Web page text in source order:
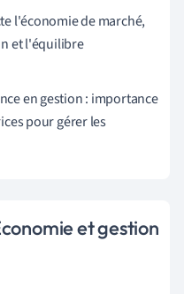
l'économie de marché,
et l'équilibre
en gestion : importance
pour gérer les
et gestion